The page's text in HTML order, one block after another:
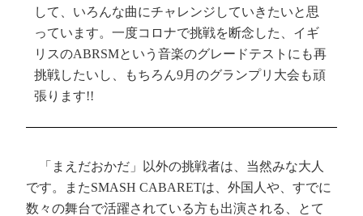
して、いろんな曲にチャレンジしていきたいと思
っています。一度コロナで挑戦を断念した、イギ
リスのABRSMという音楽のグレードテストにも再
挑戦したいし、もちろん9月のグランプリ大会も頑
張ります!!
「まえだおかだ」以外の挑戦者は、当然みな大人
です。またSMASH CABARETは、外国人や、すでに
数々の舞台で活躍されている方も出演される、とて